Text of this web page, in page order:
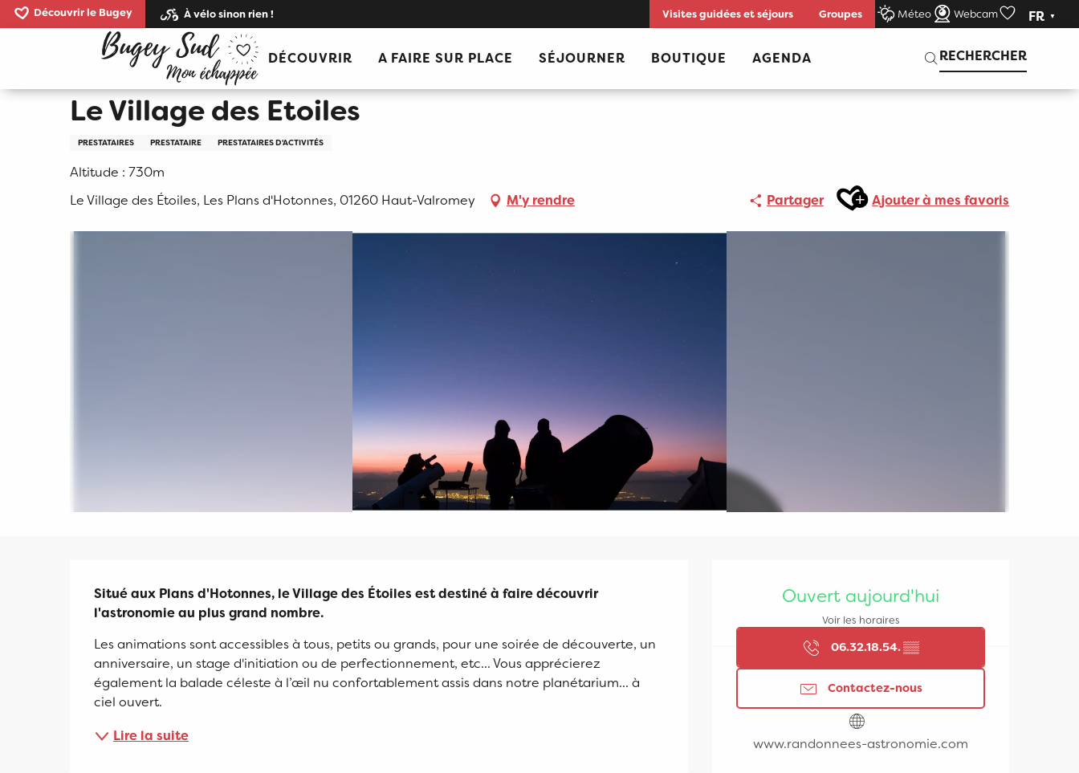
Aller
au
Visites guidées et séjours Groupes Méteo Webcam FR
Découvrir le Bugey À vélo sinon rien !
DÉCOUVRIR A FAIRE SUR PLACE SÉJOURNER BOUTIQUE AGENDA RECHERCHER
Recherche
Accueil Le Village des Etoiles
Le Village des Etoiles
PRESTATAIRES PRESTATAIRE PRESTATAIRES D'ACTIVITÉS
Altitude : 730m
Le Village des Étoiles, Les Plans d'Hotonnes, 01260 Haut-Valromey
M'y rendre Partager
Ajouter aux favoris
Ajouter à mes favoris
Ouverture et
Ouvert aujourd'hui
Voir les horaires
06.32.18.54.▒▒
Contactez-nous
www.randonnees-astronomie.com
Description
Situé aux Plans d'Hotonnes, le Village des Étoiles est destiné à faire découvrir
l'astronomie au plus grand nombre.
Les animations sont accessibles à tous, petits ou grands, pour une soirée de découverte, un
anniversaire, un stage d'initiation ou de perfectionnement, etc... Vous apprécierez
également la balade céleste à l’œil nu confortablement assis dans notre planétarium... à
ciel ouvert.
Lire la suite